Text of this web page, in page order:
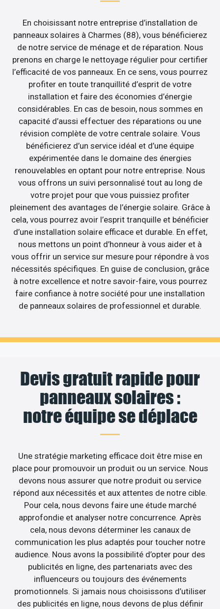
En choisissant notre entreprise d’installation de
panneaux solaires à Charmes (88), vous bénéficierez
de notre service de ménage et de réparation. Nous
prenons en charge le nettoyage régulier pour certifier
l’efficacité de vos panneaux. En ce sens, vous pourrez
profiter en toute tranquillité d’esprit de votre
installation et faire des économies d’énergie
considérables. En cas de besoin, nous sommes en
capacité d’aussi effectuer des réparations ou une
révision complète de votre centrale solaire. Vous
bénéficierez d’un service idéal et d’une équipe
expérimentée dans le domaine des énergies
renouvelables en optant pour notre entreprise. Nous
vous offrons un suivi personnalisé tout au long de
votre projet pour que vous puissiez profiter
pleinement des avantages de l’énergie solaire. Grâce à
cela, vous pourrez avoir l’esprit tranquille et bénéficier
d’une installation solaire efficace et durable. En effet,
nous mettons un point d’honneur à vous aider et à
vous offrir un service sur mesure pour répondre à vos
nécessités spécifiques. En guise de conclusion, grâce
à notre excellence et notre savoir-faire, vous pourrez
faire confiance à notre société pour une installation
de panneaux solaires de professionnel et durable.
Devis gratuit rapide pour
panneaux solaires :
notre équipe se déplace
Une stratégie marketing efficace doit être mise en
place pour promouvoir un produit ou un service. Nous
devons nous assurer que notre produit ou service
répond aux nécessités et aux attentes de notre cible.
Pour cela, nous devons faire une étude marché
approfondie et analyser notre concurrence. Après
cela, nous devons déterminer les canaux de
communication les plus adaptés pour toucher notre
audience. Nous avons la possibilité d’opter pour des
publicités en ligne, des partenariats avec des
influenceurs ou toujours des événements
promotionnels. Si jamais nous choisissons d’utiliser
des publicités en ligne, nous devons de plus définir